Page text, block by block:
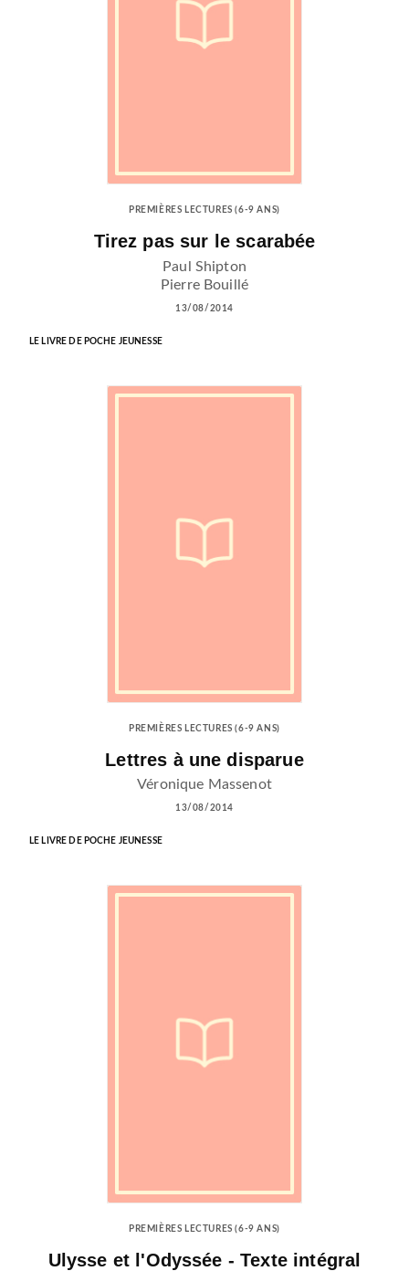
PREMIÈRES LECTURES (6-9 ANS)
Tirez pas sur le scarabée
Paul Shipton
Pierre Bouillé
13/08/2014
LE LIVRE DE POCHE JEUNESSE
PREMIÈRES LECTURES (6-9 ANS)
Lettres à une disparue
Véronique Massenot
13/08/2014
LE LIVRE DE POCHE JEUNESSE
PREMIÈRES LECTURES (6-9 ANS)
Ulysse et l'Odyssée - Texte intégral